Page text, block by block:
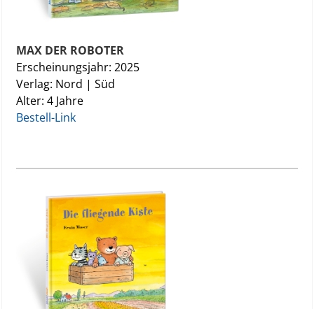
MAX DER ROBOTER
Erscheinungsjahr: 2025
Verlag: Nord | Süd
Alter: 4 Jahre
Bestell-Link